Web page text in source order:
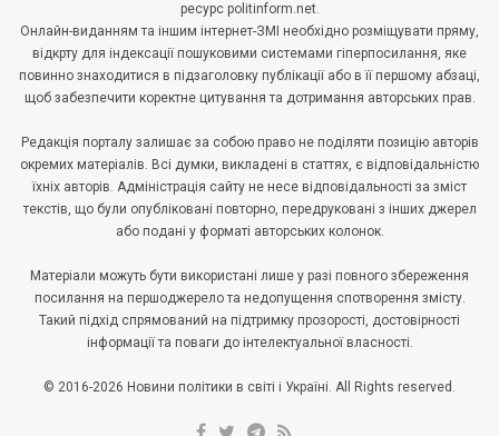
ресурс politinform.net.
Онлайн-виданням та іншим інтернет-ЗМІ необхідно розміщувати пряму,
відкрту для індексації пошуковими системами гіперпосилання, яке
повинно знаходитися в підзаголовку публікації або в її першому абзаці,
щоб забезпечити коректне цитування та дотримання авторських прав.
Редакція порталу залишає за собою право не поділяти позицію авторів
окремих матеріалів. Всі думки, викладені в статтях, є відповідальністю
їхніх авторів. Адміністрація сайту не несе відповідальності за зміст
текстів, що були опубліковані повторно, передруковані з інших джерел
або подані у форматі авторських колонок.
Матеріали можуть бути використані лише у разі повного збереження
посилання на першоджерело та недопущення спотворення змісту.
Такий підхід спрямований на підтримку прозорості, достовірності
інформації та поваги до інтелектуальної власності.
© 2016-2026 Новини політики в світі і Україні. All Rights reserved.